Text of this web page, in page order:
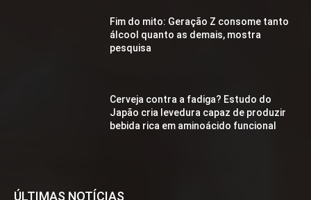
Fim do mito: Geração Z consome tanto
álcool quanto as demais, mostra
pesquisa
Cerveja contra a fadiga? Estudo do
Japão cria levedura capaz de produzir
bebida rica em aminoácido funcional
ÚLTIMAS NOTÍCIAS